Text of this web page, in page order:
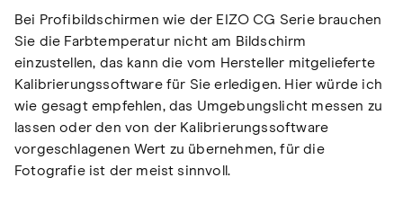
Bei Profibildschirmen wie der EIZO CG Serie brauchen
Sie die Farbtemperatur nicht am Bildschirm
einzustellen, das kann die vom Hersteller mitgelieferte
Kalibrierungssoftware für Sie erledigen. Hier würde ich
wie gesagt empfehlen, das Umgebungslicht messen zu
lassen oder den von der Kalibrierungssoftware
vorgeschlagenen Wert zu übernehmen, für die
Fotografie ist der meist sinnvoll.